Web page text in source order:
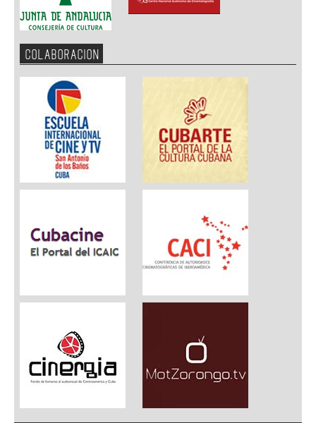
COLABORACION